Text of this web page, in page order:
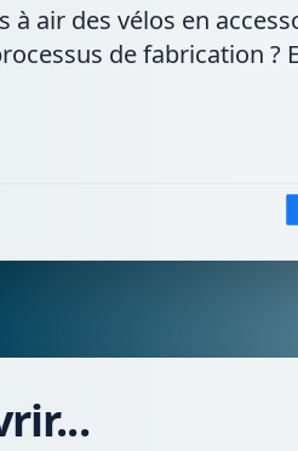
air des vélos en
de fabrication ?